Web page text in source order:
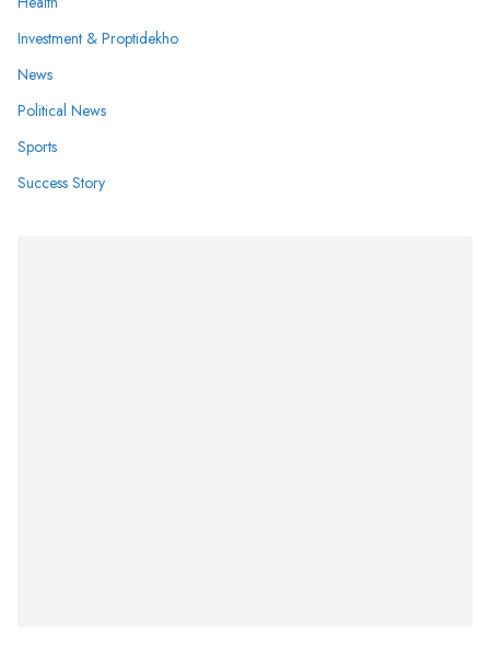
Investment & Proptidekho
News
Political News
Sports
Success Story